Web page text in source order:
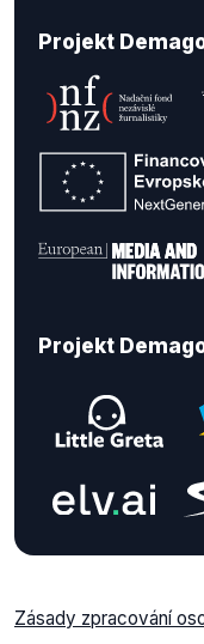
Projekt
Projekt
Zásady zpracování